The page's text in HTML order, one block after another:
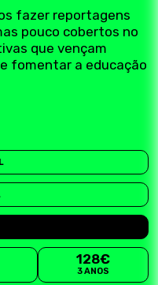
fazer reportagens
pouco cobertos no
que vençam
fomentar a educação
128€
3 ANOS